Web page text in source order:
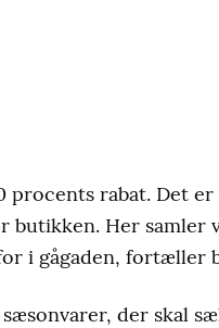
procents rabat. Det
butikken. Her samler
i gågaden, fortæller
der skal